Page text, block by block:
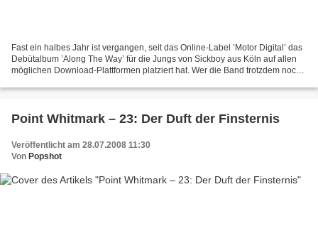
Fast ein halbes Jahr ist vergangen, seit das Online-Label ’Motor Digital’ das
Debütalbum ’Along The Way’ für die Jungs von Sickboy aus Köln auf allen
möglichen Download-Plattformen platziert hat. Wer die Band trotzdem noch
Point Whitmark – 23: Der Duft der Finsternis
Veröffentlicht am 28.07.2008 11:30
Von Popshot